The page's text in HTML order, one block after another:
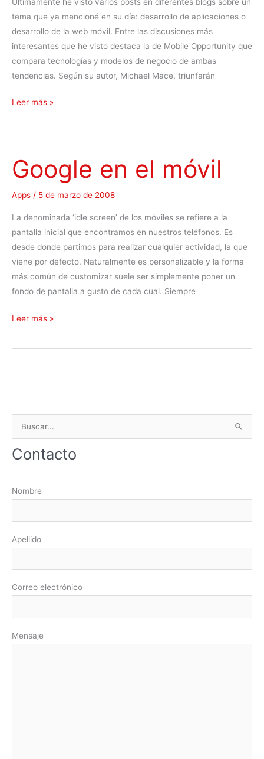
t
o
a
n
t
i
r
r
a
tema que ya mencioné en su día: desarrollo de aplicaciones o
desarrollo de la web móvil. Entre las discusiones más
interesantes que he visto destaca la de Mobile Opportunity que
compara tecnologías y modelos de negocio de ambas
tendencias. Según su autor, Michael Mace, triunfarán
X
T
L
-
M
y
J
2
M
E
Leer más »
Google en el móvil
Apps / 5 de marzo de 2008
La denominada ‘idle screen’ de los móviles se refiere a la
pantalla inicial que encontramos en nuestros teléfonos. Es
desde donde partimos para realizar cualquier actividad, la que
viene por defecto. Naturalmente es personalizable y la forma
más común de customizar suele ser simplemente poner un
fondo de pantalla a gusto de cada cual. Siempre
G
o
l
v
l
Leer más »
u
s
r
r
Contacto
Nombre
Apellido
Correo electrónico
Mensaje